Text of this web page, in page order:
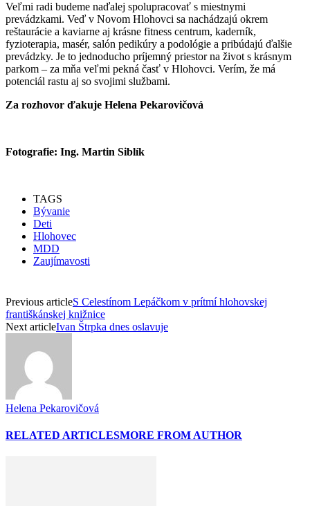
Veľmi radi budeme naďalej spolupracovať s miestnymi
prevádzkami. Veď v Novom Hlohovci sa nachádzajú okrem
reštaurácie a kaviarne aj krásne fitness centrum, kaderník,
fyzioterapia, masér, salón pedikúry a podológie a pribúdajú ďalšie
prevádzky. Je to jednoducho príjemný priestor na život s krásnym
parkom – za mňa veľmi pekná časť v Hlohovci. Verím, že má
potenciál rastu aj so svojimi službami.
Za rozhovor ďakuje Helena Pekarovičová
Fotografie: Ing. Martin Siblík
TAGS
Bývanie
Deti
Hlohovec
MDD
Zaujímavosti
Previous articleS Celestínom Lepáčkom v prítmí hlohovskej
františkánskej knižnice
Next articleIvan Štrpka dnes oslavuje
Helena Pekarovičová
RELATED ARTICLESMORE FROM AUTHOR